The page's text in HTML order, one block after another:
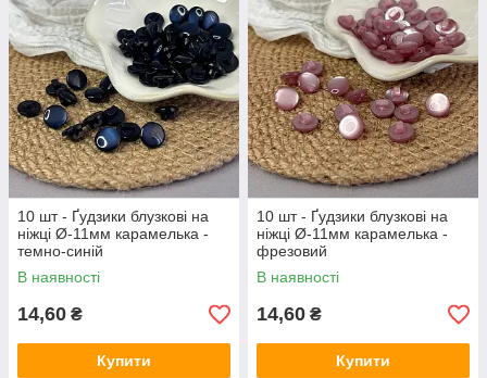
10 шт - Ґудзики блузкові на
ніжці Ø-11мм карамелька -
темно-синій
В наявності
14,60 ₴
Купити
10 шт - Ґудзики блузкові на
ніжці Ø-11мм карамелька -
фрезовий
В наявності
14,60 ₴
Купити